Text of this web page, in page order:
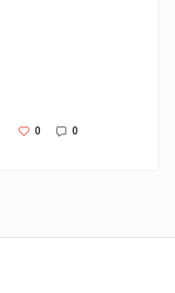
0 0